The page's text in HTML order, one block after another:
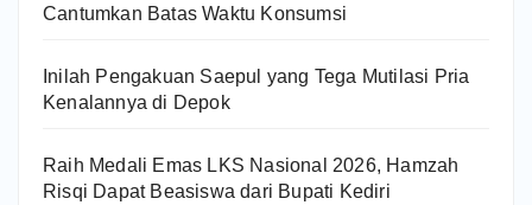
Cantumkan Batas Waktu Konsumsi
Inilah Pengakuan Saepul yang Tega Mutilasi Pria
Kenalannya di Depok
Raih Medali Emas LKS Nasional 2026, Hamzah
Risqi Dapat Beasiswa dari Bupati Kediri